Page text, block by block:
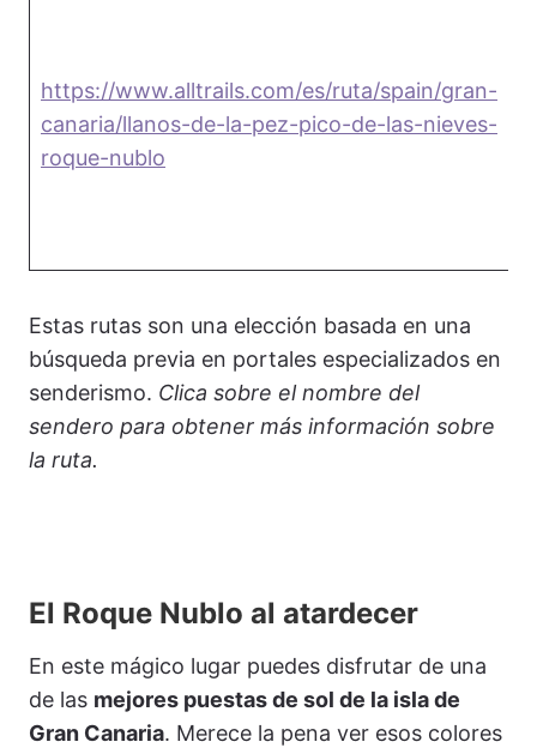
https://www.alltrails.com/es/ruta/spain/gran-
canaria/llanos-de-la-pez-pico-de-las-nieves-
roque-nublo
Estas rutas son una elección basada en una
búsqueda previa en portales especializados en
senderismo. Clica sobre el nombre del
sendero para obtener más información sobre
la ruta.
El Roque Nublo al atardecer
En este mágico lugar puedes disfrutar de una
de las mejores puestas de sol de la isla de
Gran Canaria. Merece la pena ver esos colores